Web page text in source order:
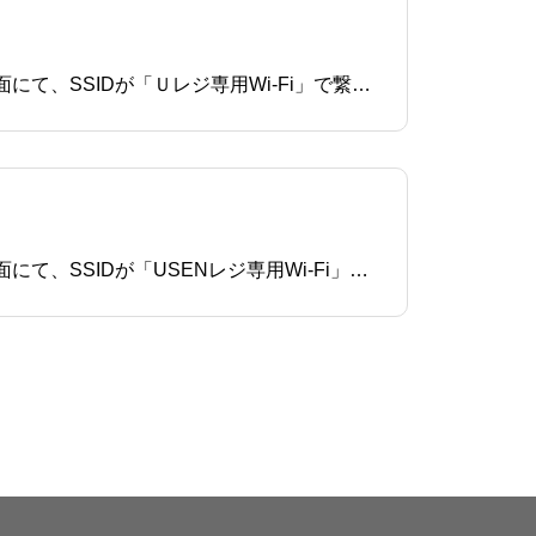
レジのメインメニューから「設定」をタップします。「システム設定」をタップします。システム設定画面にて、SSIDが「Ｕレジ専用Wi-Fi」で繋がっているか確認します。
レジのメインメニューから「設定」をタップします。「システム設定」をタップします。システム設定画面にて、SSIDが「USENレジ専用Wi-Fi」で繋がっているか確認します。USENレジ専用Wi-Fi 以外